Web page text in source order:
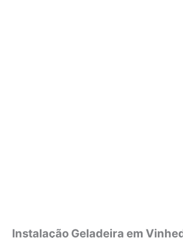
Instalação Geladeira em